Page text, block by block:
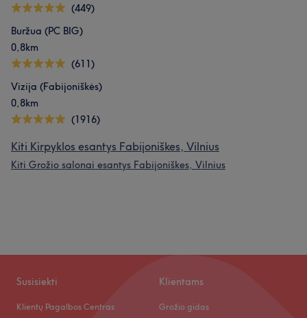
(449)
Buržua (PC BIG)
0,8km
(611)
Vizija (Fabijoniškės)
0,8km
(1916)
Kiti Kirpyklos esantys Fabijoniškes, Vilnius
Kiti Grožio salonai esantys Fabijoniškes, Vilnius
Susisiekti
Klientų Pagalbos Centras
Klientams
Grožio gidas